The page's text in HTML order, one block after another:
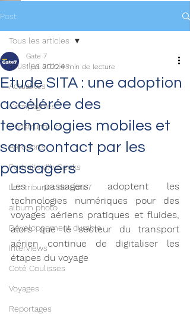
Post
Tous les articles
Actualités
Compagnies
Constructeurs
Aéroports
Portraits d'AvGeeks
Les tribunes de Gate7
album photo
Développement durable
Interviews
Coté Coulisses
Voyages
Reportages
Tous les articles
Etude SITA : une adoption
accélérée des
technologies mobiles et
sans contact par les
passagers
Gate 7
1 juil. 20224 min de lecture
Les passagers adoptent les
technologies numériques pour des
voyages aériens pratiques et fluides,
alors que le secteur du transport
aérien continue de digitaliser les
étapes du voyage